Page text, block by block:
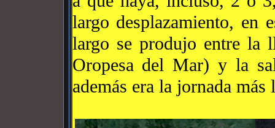
largo desplazamiento, en
largo se produjo entre la
Oropesa del Mar) y la
además era la jornada